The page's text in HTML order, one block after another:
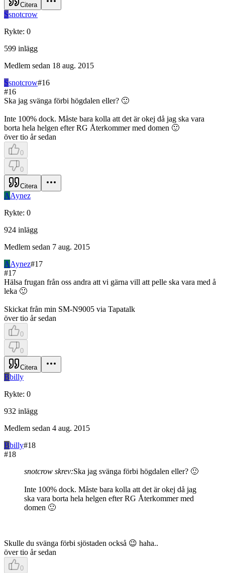
Citera
Ssnotcrow
Rykte: 0
599 inlägg
Medlem sedan 18 aug. 2015
Ssnotcrow#16
#16
Ska jag svänga förbi högdalen eller? 🙂
Inte 100% dock. Måste bara kolla att det är okej då jag ska vara
borta hela helgen efter RG Återkommer med domen 🙂
över tio år sedan
0
0
Citera
AAynez
Rykte: 0
924 inlägg
Medlem sedan 7 aug. 2015
AAynez#17
#17
Hälsa frugan från oss andra att vi gärna vill att pelle ska vara med å
leka 🙂
Skickat från min SM-N9005 via Tapatalk
över tio år sedan
0
0
Citera
Bbilly
Rykte: 0
932 inlägg
Medlem sedan 4 aug. 2015
Bbilly#18
#18
snotcrow skrev:Ska jag svänga förbi högdalen eller? 🙂
Inte 100% dock. Måste bara kolla att det är okej då jag
ska vara borta hela helgen efter RG Återkommer med
domen 🙂
Skulle du svänga förbi sjöstaden också 😉 haha..
över tio år sedan
0